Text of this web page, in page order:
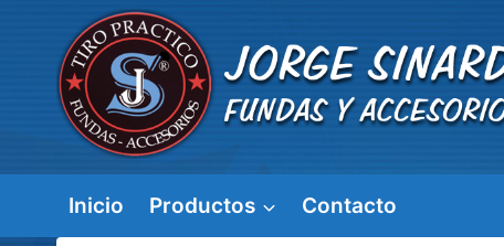
contenido
Inicio Productos Contacto